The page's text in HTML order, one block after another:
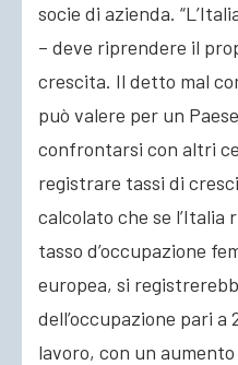
socie di azienda.
– deve riprendere il
crescita. Il detto mal
può valere per un
confrontarsi con altri
registrare tassi di
calcolato che se l’Italia
tasso d’occupazione
europea, si
dell’occupazione pari
lavoro, con un